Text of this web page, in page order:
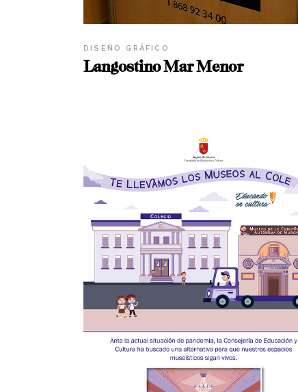
DISEÑO GRÁFICO
Langostino Mar Menor